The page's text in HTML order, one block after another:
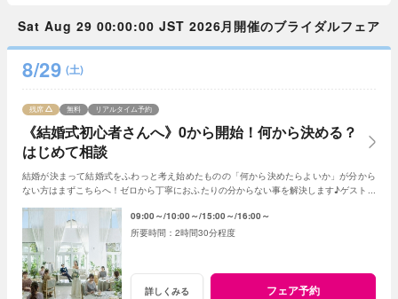
Sat Aug 29 00:00:00 JST 2026月開催のブライダルフェア
8/29 (土)
《結婚式初心者さんへ》0から開始！何から決める？
はじめて相談
残席 無料 リアルタイム予約
結婚が決まって結婚式をふわっと考え始めたものの「何から決めたらよいか」が分から
ない方はまずこちらへ！ゼロから丁寧におふたりの分からない事を解決します♪ゲスト人
09:00～ 10:00～ 15:00～ 16:00～
2時間30分程度
詳しくみる フェア予約